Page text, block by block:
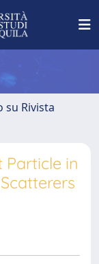
su Rivista
Particle in